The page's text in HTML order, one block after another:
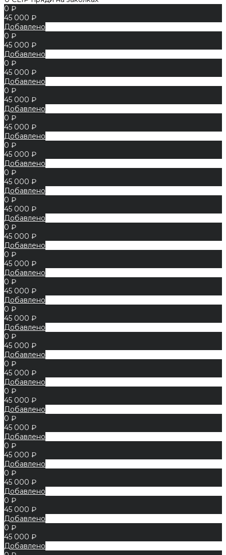
0 ₽
45 000 ₽
Добавлено
0 ₽
45 000 ₽
Добавлено
0 ₽
45 000 ₽
Добавлено
0 ₽
45 000 ₽
Добавлено
0 ₽
45 000 ₽
Добавлено
0 ₽
45 000 ₽
Добавлено
0 ₽
45 000 ₽
Добавлено
0 ₽
45 000 ₽
Добавлено
0 ₽
45 000 ₽
Добавлено
0 ₽
45 000 ₽
Добавлено
0 ₽
45 000 ₽
Добавлено
0 ₽
45 000 ₽
Добавлено
0 ₽
45 000 ₽
Добавлено
0 ₽
45 000 ₽
Добавлено
0 ₽
45 000 ₽
Добавлено
0 ₽
45 000 ₽
Добавлено
0 ₽
45 000 ₽
Добавлено
0 ₽
45 000 ₽
Добавлено
0 ₽
45 000 ₽
Добавлено
0 ₽
45 000 ₽
Добавлено